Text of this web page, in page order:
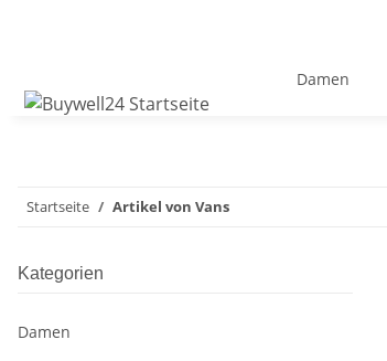
Damen
Startseite Artikel von Vans
Kategorien
Damen